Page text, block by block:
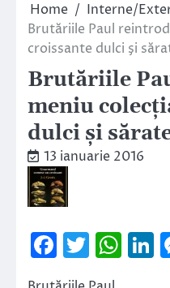
Home
Interne/
Brutăriile Paul
croissante dulci şi
Brutăriile
meniu
dulci şi
13 ianuarie 2016